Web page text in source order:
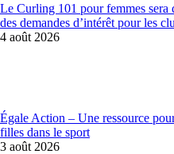
Le Curling 101 pour femmes sera
des demandes d’intérêt pour les
4 août 2026
Égale Action – Une ressource
filles dans le sport
3 août 2026